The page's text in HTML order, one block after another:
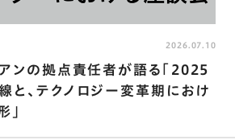
アンの拠点責任者が語る「2025
と、テクノロジー変革期におけ
」
2026.07.10